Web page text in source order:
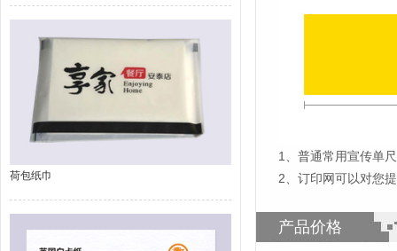
荷包纸巾
1
普通常用宣传单
2、订印网可以对您
产品价格